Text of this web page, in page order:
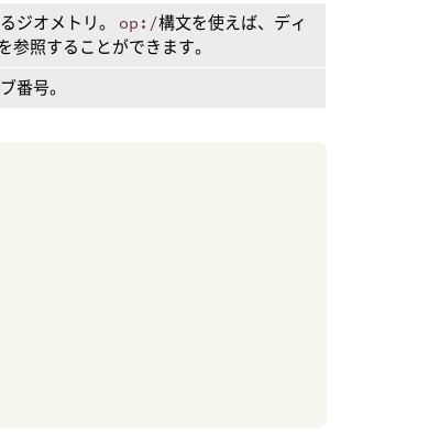
ジオメトリ。 op:/構文を使えば、ディ
参照することができます。
番号。